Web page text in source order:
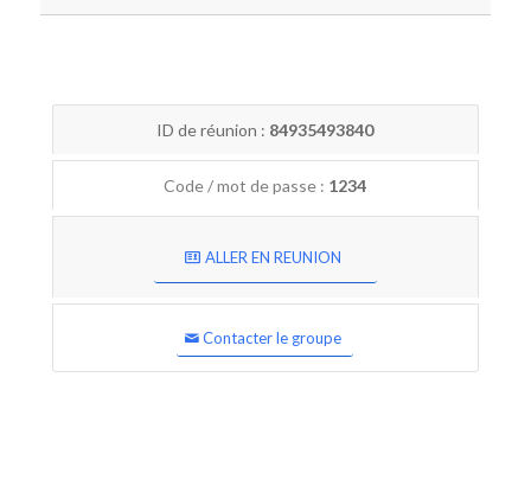
ID de réunion : 84935493840
Code / mot de passe : 1234
ALLER EN REUNION
Contacter le groupe